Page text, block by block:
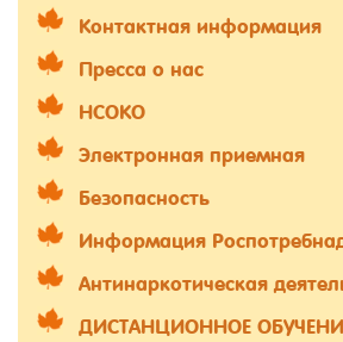
Контактная информация
Пресса о нас
НСОКО
Электронная приемная
Безопасность
Информация
Антинаркотическая
ДИСТАНЦИОННОЕ